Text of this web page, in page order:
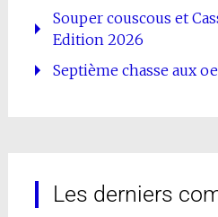
Souper couscous et
Edition 2026
Septième chasse aux
Les derniers